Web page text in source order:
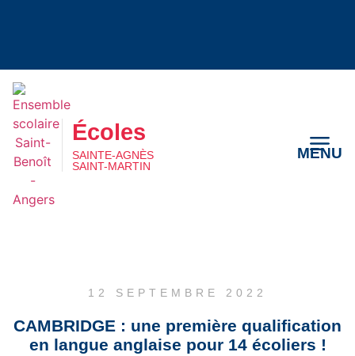
Écoles
SAINTE-AGNÈS
SAINT-MARTIN
MENU
12 SEPTEMBRE 2022
CAMBRIDGE : une première qualification
en langue anglaise pour 14 écoliers !